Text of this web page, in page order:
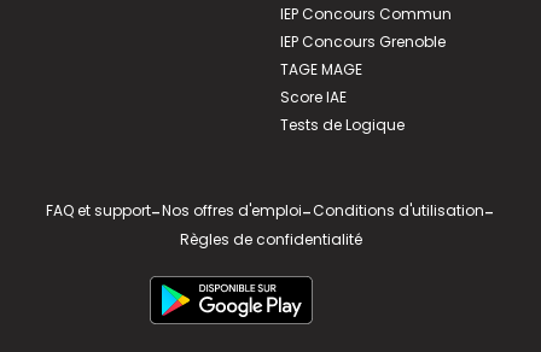
IEP Concours Commun
IEP Concours Grenoble
TAGE MAGE
Score IAE
Tests de Logique
FAQ et support-Nos offres d'emploi-Conditions d'utilisation-
Règles de confidentialité